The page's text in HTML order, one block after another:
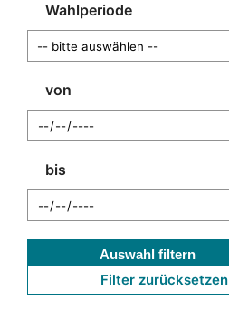
Wahlperiode
von
bis
Auswahl filtern
Filter zurücksetzen